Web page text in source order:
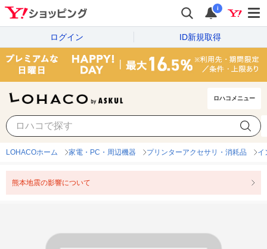
i
ログイン ID新規取得
ロハコメニュー
LOHACOホーム 家電・PC・周辺機器 プリンターアクセサリ・消耗品 イ
熊本地震の影響について